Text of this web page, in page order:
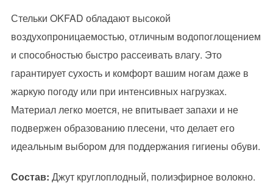
Стельки OKFAD обладают высокой
воздухопроницаемостью, отличным водопоглощением
и способностью быстро рассеивать влагу. Это
гарантирует сухость и комфорт вашим ногам даже в
жаркую погоду или при интенсивных нагрузках.
Материал легко моется, не впитывает запахи и не
подвержен образованию плесени, что делает его
идеальным выбором для поддержания гигиены обуви.
Состав: Джут круглоплодный, полиэфирное волокно.